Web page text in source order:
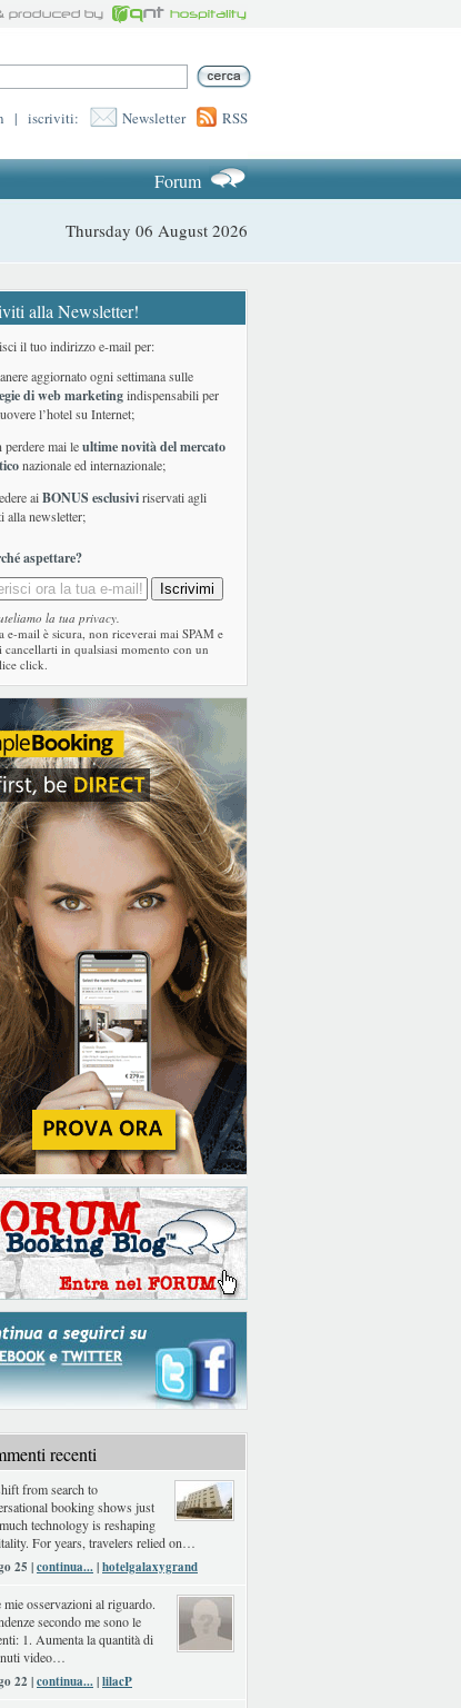
| iscriviti: Newsletter RSS
Forum
Thursday 06 August 2026
alla Newsletter!
il tuo indirizzo e-mail per:
aggiornato ogni settimana sulle
di web marketingindispensabili per
l’hotel su Internet;
perdere mai leultime novità del mercato
nazionale ed internazionale;
aiBONUS esclusiviriservati agli
alla newsletter;
aspettare?
la tua privacy.
e-mail è sicura, non riceverai mai SPAM e
cancellarti in qualsiasi momento con un
click.
recenti
from search to
booking shows just
technology is reshaping
For years, travelers relied on…
25 |continua...|hotelgalaxygrand
mie osservazioni al riguardo.
secondo me sono le
1. Aumenta la quantità di
video…
22 |continua...|lilacP